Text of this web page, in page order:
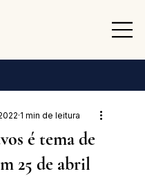
é tema de
25 de abril
1 min de leitura